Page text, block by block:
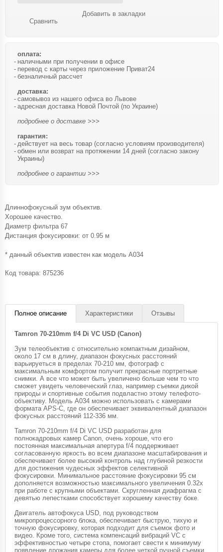
Сравнить
Добавить в закладки
оплата:
наличными при получении в офисе
перевод с карты через приложение Приват24
безналичный рассчет
доставка:
самовывоз из нашего офиса во Львове
адресная доставка Новой Почтой (по Украине)
подробнее о доставке >>>
гарантия:
действует на весь товар (согласно условиям производителя)
обмен или возврат на протяжении 14 дней (согласно закону
Украины)
подробнее о гарантии >>>
Длиннофокусный зум объектив.
Хорошее качество.
Диаметр фильтра 67
Дистанция фокусировки: от 0.95 м
* данный объектив известен как модель A034
Код товара: 875236
Полное описание Характеристики Отзывы
Tamron 70-210mm f/4 Di VC USD (Canon)
Зум телеобъектив с относительно компактным дизайном,
около 17 см в длину, диапазон фокусных расстояний
варьируеться в пределах 70-210 мм, фотограф с
максимальным комфортом получит прекрасные портретные
снимки. А все что может быть увеличено больше чем то что
сможет увидеть человеческий глаз, например съемки дикой
природы и спортивные события подвластно этому телефото-
объективу. Модель A034 можно использовать с камерами
формата APS-C, где он обеспечивает эквивалентный диапазон
фокусных расстояний 112-336 мм.
Tamron 70-210mm f/4 Di VC USD разработан для
полнокадровых камер Canon, очень хороше, что его
постоянная максимальная апертура f/4 поддерживает
согласованную яркость во всем диапазоне масштабирования и
обеспечивает более высокий контроль над глубиной резкости
для достижения чудесных эффектов селективной
фокусировки. Минимальное расстояние фокусировки 95 см
дополняется возможностью максимального увеличения 0.32x
при работе с крупными объектами. Скругленная диафрагма с
девятью лепестками способствует хорошему качеству боке.
Двигатель автофокуса USD, под руководством
микропроцессорного блока, обеспечивает быструю, тихую и
точную фокусировку, которая подходит для съемок фото и
видео. Кроме того, система компенсаций вибраций VC с
эффективностью четыре стопа, помогает свести к минимуму
появление дрожания камеры для более четкой ручной съемки,